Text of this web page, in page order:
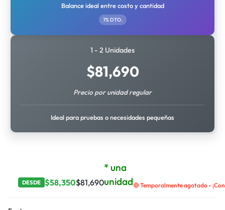
Balance ideal entre costo y cantidad
7% DTO.
1 - 2 Unidades
$81,690
Precio por unidad regular
Ideal para pruebas o necesidades pequeñas
DESDE $58,350$81,690
* una
unidad🔴 Temporalmente agotado -